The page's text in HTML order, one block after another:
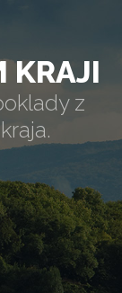
KRAJI
z